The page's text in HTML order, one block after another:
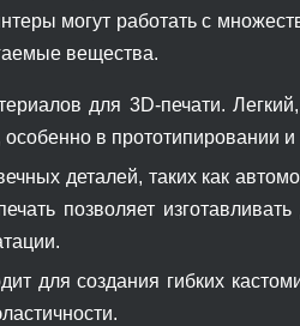
могут работать с
вещества.
для 3D-печати.
в прототипировании
деталей, таких как
позволяет
для создания гибких